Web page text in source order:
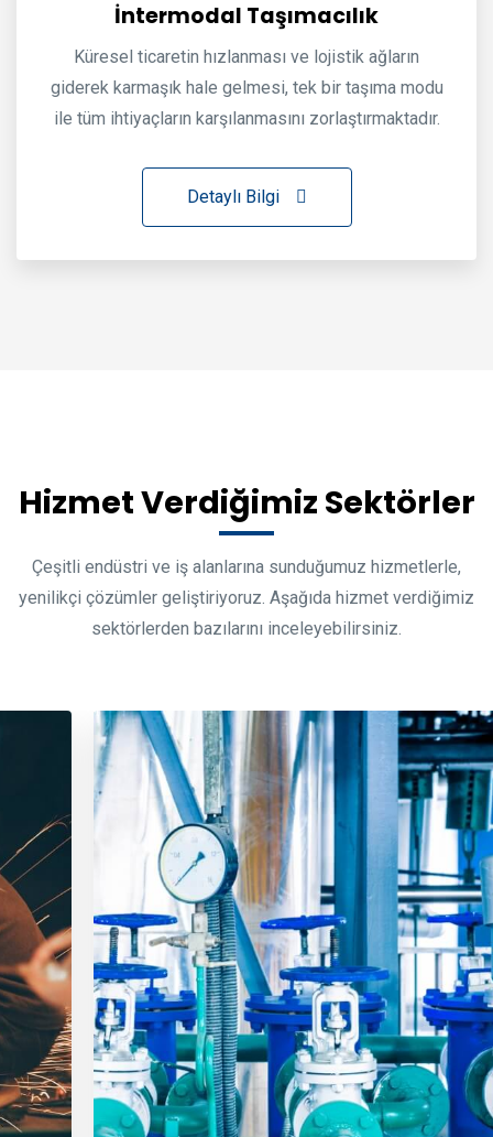
İntermodal Taşımacılık
Küresel ticaretin hızlanması ve lojistik ağların
giderek karmaşık hale gelmesi, tek bir taşıma modu
ile tüm ihtiyaçların karşılanmasını zorlaştırmaktadır.
Detaylı Bilgi
Hizmet Verdiğimiz Sektörler
Çeşitli endüstri ve iş alanlarına sunduğumuz hizmetlerle,
yenilikçi çözümler geliştiriyoruz. Aşağıda hizmet verdiğimiz
sektörlerden bazılarını inceleyebilirsiniz.